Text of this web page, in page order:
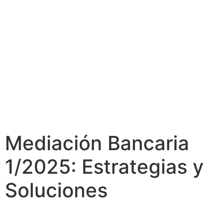
Mediación Bancaria
1/2025: Estrategias y
Soluciones